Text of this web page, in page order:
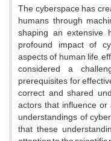
The cyberspace has
humans through
shaping an extensive
profound impact of
aspects of human life,
considered a
prerequisites for
correct and shared
actors that influence
understandings of
that these